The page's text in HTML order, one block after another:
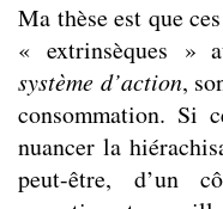
Ma thèse est que
« extrinsèques »
système d’action,
consommation. Si
nuancer la
peut-être, d’un